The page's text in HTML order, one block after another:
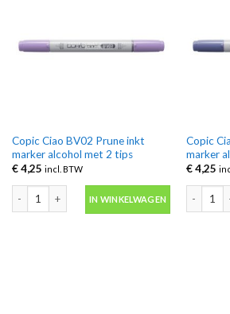
Copic Ciao BV02 Prune inkt
marker alcohol met 2 tips
€4,25 incl. BTW
Copic Ciao BV02 Prune inkt marker alcohol met
IN WINKELWAGEN
Copic
marker
€4,25
Copic